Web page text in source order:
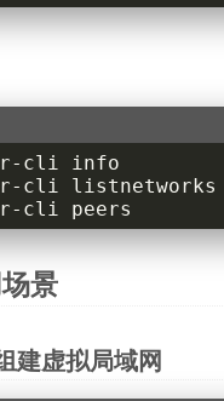
cli peers
景
建虚拟局域网